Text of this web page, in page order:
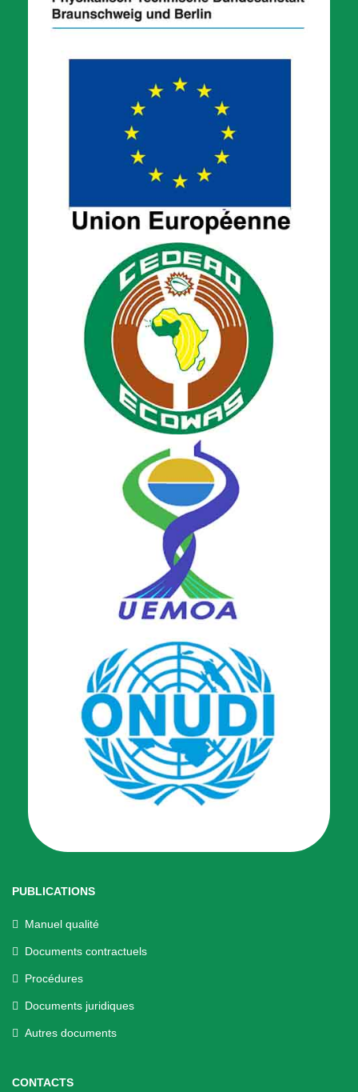
PUBLICATIONS
Manuel qualité
Documents contractuels
Procédures
Documents juridiques
Autres documents
CONTACTS